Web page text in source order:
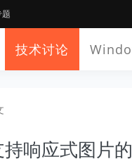
技术讨论
响应式图片